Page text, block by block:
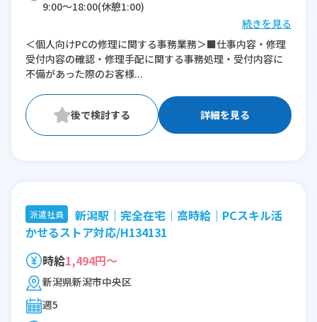
9:00〜18:00(休憩1:00)
続きを見る
＜個人向けPCの修理に関する事務業務＞■仕事内容・修理
受付内容の確認・修理手配に関する事務処理・受付内容に
不備があった際のお客様...
詳細を見る
派遣社員
新潟駅｜完全在宅｜高時給｜PCスキル活
かせるストア対応/H134131
時給1,494円～
新潟県新潟市中央区
週5